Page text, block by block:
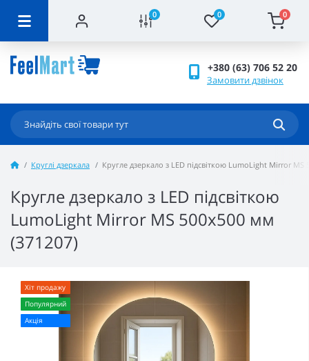
0 0 0
+380 (63) 706 52 20
Замовити дзвінок
Круглі дзеркала Кругле дзеркало з LED підсвіткою LumoLight Mirror MS
Кругле дзеркало з LED підсвіткою
LumoLight Mirror MS 500x500 мм
(371207)
Хіт продажу
Популярний
Акція